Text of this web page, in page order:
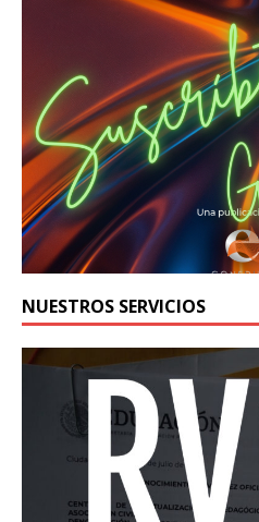
NUESTROS SERVICIOS